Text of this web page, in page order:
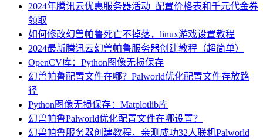
2024年腾讯云优惠服务器活动_配置价格表和千元代金券
领取
如何修改幻兽帕鲁死亡不掉落，linux游戏设置教程
2024最新腾讯云幻兽帕鲁服务器创建教程（超简单）
OpenCV库：Python图像无损保存
幻兽帕鲁配置文件在哪？Palworld优化配置文件存放路
径
Python图像无损保存：Matplotlib库
幻兽帕鲁Palworld优化配置文件在哪设置？
幻兽帕鲁服务器创建教程，亲测成功32人联机Palworld